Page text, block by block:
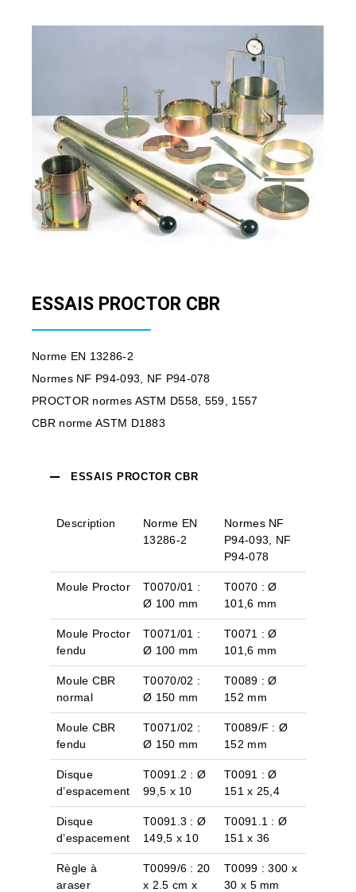
ESSAIS PROCTOR CBR
Norme EN 13286-2
Normes NF P94-093, NF P94-078
PROCTOR normes ASTM D558, 559, 1557
CBR norme ASTM D1883
ESSAIS PROCTOR CBR
Description
Norme EN
13286-2
Normes NF
P94-093, NF
P94-078
Moule Proctor
T0070/01 :
Ø 100 mm
T0070 : Ø
101,6 mm
Moule Proctor
fendu
T0071/01 :
Ø 100 mm
T0071 : Ø
101,6 mm
Moule CBR
normal
T0070/02 :
Ø 150 mm
T0089 : Ø
152 mm
Moule CBR
fendu
T0071/02 :
Ø 150 mm
T0089/F : Ø
152 mm
Disque
d’espacement
T0091.2 : Ø
99,5 x 10
T0091 : Ø
151 x 25,4
Disque
d’espacement
T0091.3 : Ø
149,5 x 10
T0091.1 : Ø
151 x 36
Règle à
araser
T0099/6 : 20
x 2.5 cm x
T0099 : 300 x
30 x 5 mm